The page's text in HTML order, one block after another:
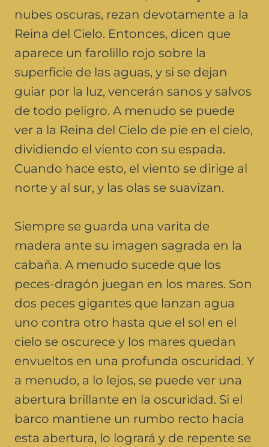
nubes oscuras, rezan devotamente a la
Reina del Cielo. Entonces, dicen que
aparece un farolillo rojo sobre la
superficie de las aguas, y si se dejan
guiar por la luz, vencerán sanos y salvos
de todo peligro. A menudo se puede
ver a la Reina del Cielo de pie en el cielo,
dividiendo el viento con su espada.
Cuando hace esto, el viento se dirige al
norte y al sur, y las olas se suavizan.
Siempre se guarda una varita de
madera ante su imagen sagrada en la
cabaña. A menudo sucede que los
peces-dragón juegan en los mares. Son
dos peces gigantes que lanzan agua
uno contra otro hasta que el sol en el
cielo se oscurece y los mares quedan
envueltos en una profunda oscuridad. Y
a menudo, a lo lejos, se puede ver una
abertura brillante en la oscuridad. Si el
barco mantiene un rumbo recto hacia
esta abertura, lo logrará y de repente se